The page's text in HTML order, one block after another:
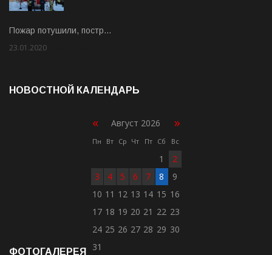
Пожар потушили, постр…
23.01.2020
НОВОСТНОЙ КАЛЕНДАРЬ
« Август 2026 »
Пн Вт Ср Чт Пт Сб Вс
1
2
3
4 5 6 7 8
9
10 11 12 13 14 15 16
17 18 19 20 21 22 23
24 25 26 27 28 29 30
31
ФОТОГАЛЕРЕЯ